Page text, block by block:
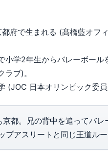
府で生まれる (髙橋藍オフ
小学2年生からバレーボー
ラブ)。
(JOC 日本オリンピック委
京都。兄の背中を追ってバレ
プアスリートと同じ王道ル